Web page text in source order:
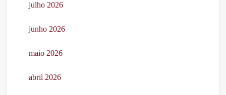
julho 2026
junho 2026
maio 2026
abril 2026